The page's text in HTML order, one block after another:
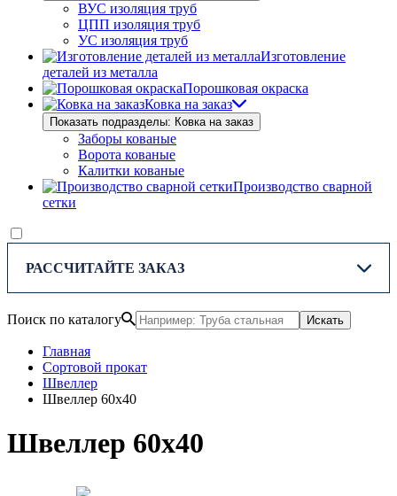
ВУС изоляция труб
ЦПП изоляция труб
УС изоляция труб
Изготовление
деталей из металла
Порошковая окраска
Ковка на заказ
Показать подразделы: Ковка на заказ
Заборы кованые
Ворота кованые
Калитки кованые
Производство сварной
сетки
РАССЧИТАЙТЕ ЗАКАЗ
Поиск по каталогу Искать
Главная
Сортовой прокат
Швеллер
Швеллер 60х40
Швеллер 60х40